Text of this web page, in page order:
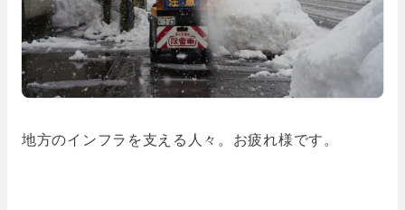
地方のインフラを支える人々。お疲れ様です。